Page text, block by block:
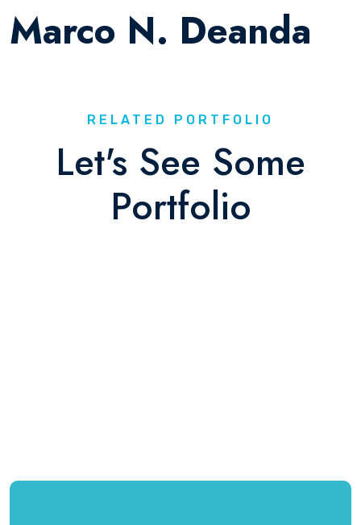
Marco N. Deanda
RELATED PORTFOLIO
Let's See Some
Portfolio